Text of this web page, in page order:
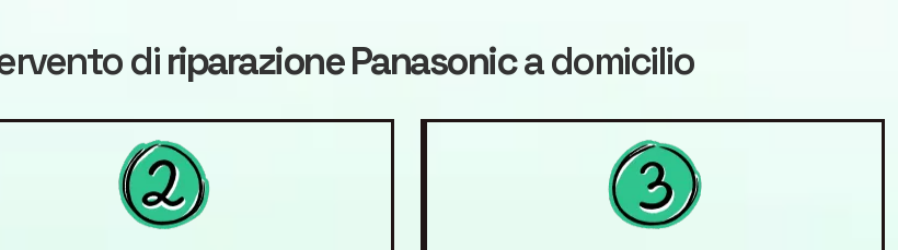
diriparazione Panasonica domicilio